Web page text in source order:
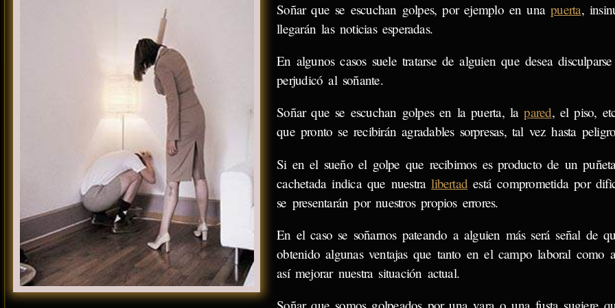
Soñar que se escuchan golpes, por ejemplo en unapuerta,
llegarán las noticias esperadas.
En algunos casos suele tratarse de alguien que desea
perjudicó al soñante.
Soñar que se escuchan golpes en la puerta, lapared, el piso,
que pronto se recibirán agradables sorpresas, tal vez hasta
Si en el sueño el golpe que recibimos es producto de un
cachetada indica que nuestralibertad está comprometida por
se presentarán por nuestros propios errores.
En el caso se soñarnos pateando a alguien más será señal de
obtenido algunas ventajas que tanto en el campo laboral como
así mejorar nuestra situación actual.